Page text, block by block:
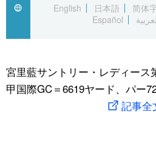
社会
旅と暮らし
文化
科学・技術
暮らし
English
日本語 简体
Español
宮里藍サントリー・レディース
甲国際GC＝6619ヤード、パー
記事全